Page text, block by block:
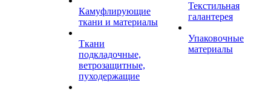
Камуфлирующие
ткани и материалы
Ткани
подкладочные,
ветрозащитные,
пуходержащие
Текстильная
галантерея
Упаковочные
материалы